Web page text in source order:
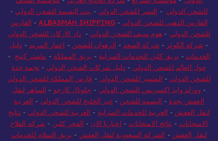
للشحن الدولي - النسر للشحن الدولي - بيت البسمة للشحن الدولي -
الفارس الذهبي للشحن الدولي -
ALBASMAH SHIPPING
- الفارس
للشحن الدولي - هوم سيف للشحن الدولي -دار الاركان للشحن الدولي
- شركة الكوثر - شركة السعد - الرهوان للشحن - اعمار المريم - دليل
الخدمات - بريق كلين للخدمات المنزلية - بريق المملكة - ماستر كينج -
حول العالم للشحن الدولي - دليل شركات الشحن الدولي - نجمة جدة
للشحن الدولي - المتميز للشحن الدولي - فارس المملكة للشحن الدولي
- وورلد وايد إكسبريس للشحن الدولي - جلوبال كارجو - الساهر لنقل
العفش بجدة - البسمه للشحن - عبر الخليج للشحن الدولي - العربية
لنقل العفش - العربية للخدمات المنزلية - العربية للشحن الدولي - نتايج
الامتحانات - نتائج الامتحانات - اخبارنا الان - الفجر كلين - شركة الفلاح
لنقل العفش - الشركة السعودية لنقل العفش - بريق السلام للخدمات